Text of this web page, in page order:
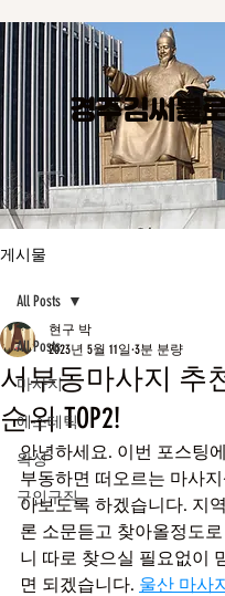
경주김씨​블
게시물
All Posts
마사지
에스테틱
왁싱
구인구직
All Posts
서부동마사지 추
순위 TOP2!
현구 박
2023년 5월 11일 3분 분량
안녕하세요. 이번 포스팅
부동하면 떠오르는 마사
아보도록 하겠습니다. 지
론 소문듣고 찾아올정도
니 따로 찾으실 필요없이
면 되겠습니다. 울산 마사